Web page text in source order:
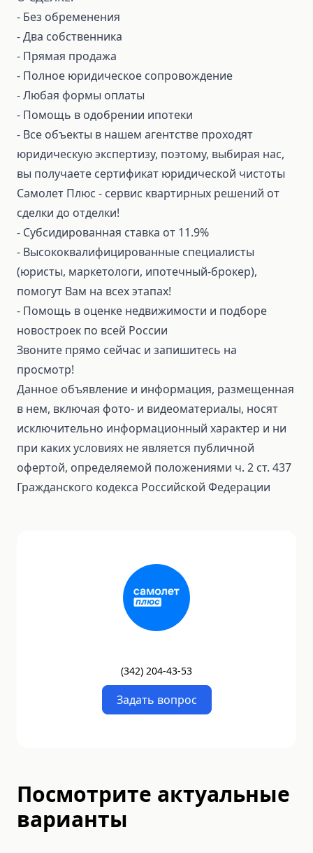
- Без обременения
- Два собственника
- Прямая продажа
- Полное юридическое сопровождение
- Любая формы оплаты
- Помощь в одобрении ипотеки
- Все объекты в нашем агентстве проходят
юридическую экспертизу, поэтому, выбирая нас,
вы получаете сертификат юридической чистоты
Самолет Плюс - сервис квартирных решений от
сделки до отделки!
- Субсидированная ставка от 11.9%
- Высококвалифицированные специалисты
(юристы, маркетологи, ипотечный-брокер),
помогут Вам на всех этапах!
- Помощь в оценке недвижимости и подборе
новостроек по всей России
Звоните прямо сейчас и запишитесь на
просмотр!
Данное объявление и информация, размещенная
в нем, включая фото- и видеоматериалы, носят
исключительно информационный характер и ни
при каких условиях не является публичной
офертой, определяемой положениями ч. 2 ст. 437
Гражданского кодекса Российской Федерации
(342) 204-43-53
Задать вопрос
Посмотрите актуальные
варианты